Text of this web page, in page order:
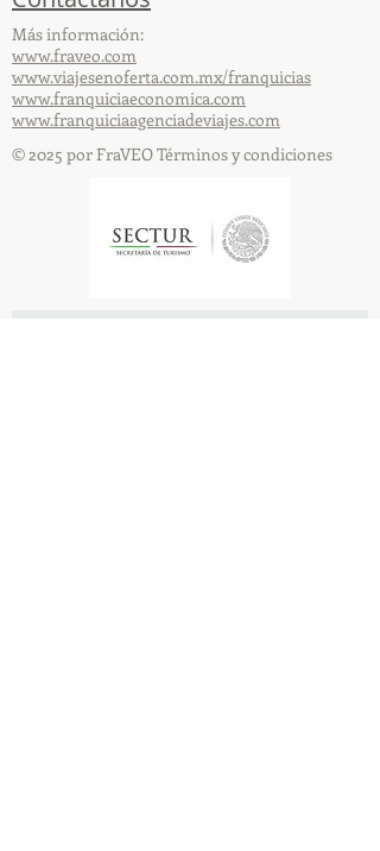
Más información:
www.fraveo.com
www.viajesenoferta.com.mx/franquicias
www.franquiciaeconomica.com
www.franquiciaagenciadeviajes.com
© 2025 por FraVEO Términos y condiciones